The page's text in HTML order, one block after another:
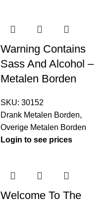
Warning Contains
Sass And Alcohol –
Metalen Borden
SKU: 30152
Drank Metalen Borden,
Overige Metalen Borden
Login to see prices
Welcome To The